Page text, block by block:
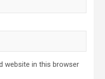
website in this browser